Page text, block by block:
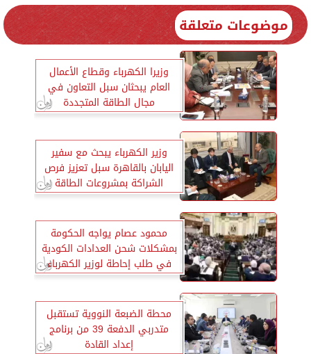
موضوعات متعلقة
وزيرا الكهرباء وقطاع الأعمال
العام يبحثان سبل التعاون في
مجال الطاقة المتجددة
وزير الكهرباء يبحث مع سفير
اليابان بالقاهرة سبل تعزيز فرص
الشراكة بمشروعات الطاقة
محمود عصام يواجه الحكومة
بمشكلات شحن العدادات الكودية
في طلب إحاطة لوزير الكهرباء
محطة الضبعة النووية تستقبل
متدربي الدفعة 39 من برنامج
إعداد القادة